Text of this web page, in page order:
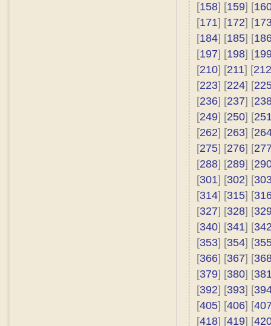
[158] [159] [
[171] [172] [
[184] [185] [
[197] [198] [
[210] [211] [212
[223] [224] [
[236] [237] [
[249] [250] [
[262] [263] [
[275] [276] [
[288] [289] [
[301] [302] [
[314] [315] [
[327] [328] [
[340] [341] [
[353] [354] [
[366] [367] [
[379] [380] [
[392] [393] [
[405] [406] [
[418] [419] [